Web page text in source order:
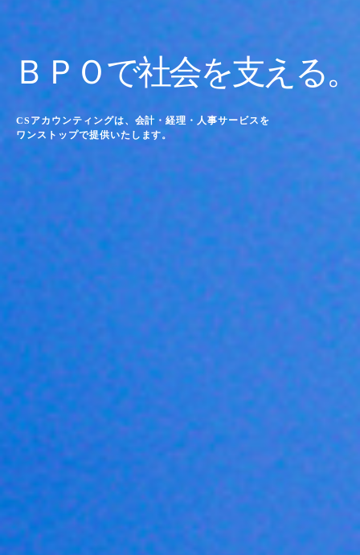
ＢＰＯで社会を支える。
CSアカウンティングは、会計・経理・人事サービスを
ワンストップで提供いたします。